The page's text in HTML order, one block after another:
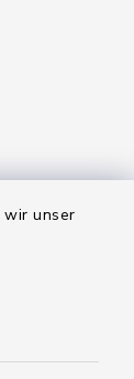
wir unser